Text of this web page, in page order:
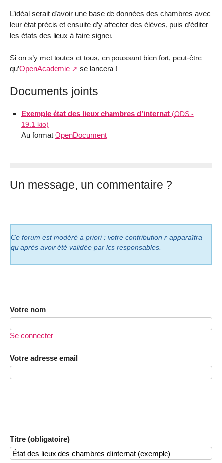
L’idéal serait d’avoir une base de données des chambres avec
leur état précis et ensuite d’y affecter des élèves, puis d’éditer
les états des lieux à faire signer.
Si on s’y met toutes et tous, en poussant bien fort, peut-être
qu’OpenAcadémie se lancera !
Documents joints
Exemple état des lieux chambres d’internat (ODS-
19.1 kio)
Au format OpenDocument
Un message, un commentaire ?
Ce forum est modéré a priori : votre contribution n’apparaîtra
qu’après avoir été validée par les responsables.
Votre nom
Se connecter
Votre adresse email
Titre (obligatoire)